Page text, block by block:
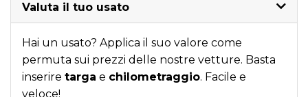
Valuta il tuo usato
Hai un usato? Applica il suo valore come
permuta sui prezzi delle nostre vetture. Basta
inserire targa e chilometraggio. Facile e
veloce!